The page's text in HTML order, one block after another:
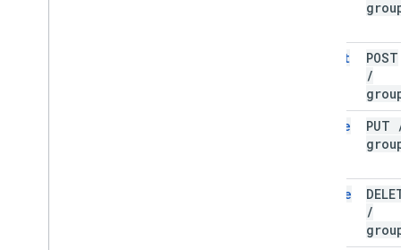
insert
POST
/
update PUT
delete
/